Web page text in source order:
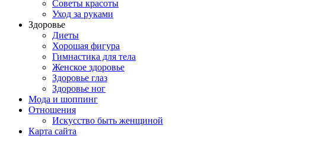
Советы красоты
Уход за руками
Здоровье
Диеты
Хорошая фигура
Гимнастика для тела
Женское здоровье
Здоровье глаз
Здоровье ног
Мода и шоппинг
Отношения
Искусство быть женщиной
Карта сайта